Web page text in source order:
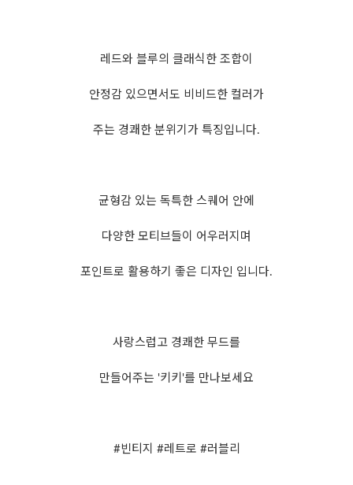
레드와 블루의 클래식한 조합이
안정감 있으면서도 비비드한 컬러가
주는 경쾌한 분위기가 특징입니다.
균형감 있는 독특한 스퀘어 안에
다양한 모티브들이 어우러지며
포인트로 활용하기 좋은 디자인 입니다.
사랑스럽고 경쾌한 무드를
만들어주는 '키키'를 만나보세요
#빈티지 #레트로 #러블리